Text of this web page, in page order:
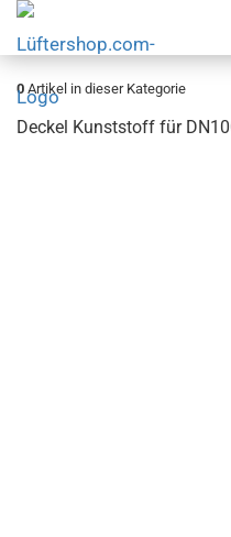
0 Artikel in dieser Kategorie
Deckel Kunststoff für